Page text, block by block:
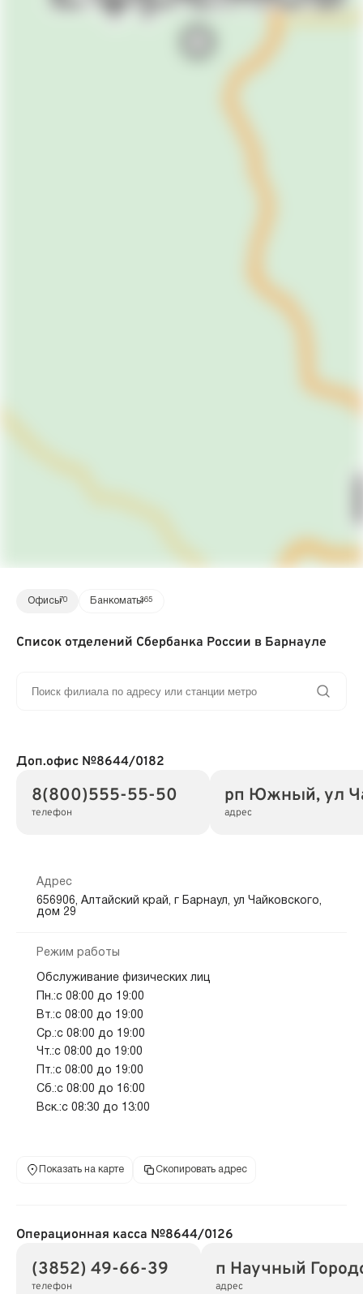
Офисы70 Банкоматы365
Список отделений Сбербанка России в Барнауле
Доп.офис №8644/0182
8(800)555-55-50
телефон
рп Южный, ул
адрес
Адрес
656906, Алтайский край, г Барнаул, ул Чайковского,
дом 29
Режим работы
Обслуживание физических лиц
Пн.:с 08:00 до 19:00
Вт.:с 08:00 до 19:00
Ср.:с 08:00 до 19:00
Чт.:с 08:00 до 19:00
Пт.:с 08:00 до 19:00
Сб.:с 08:00 до 16:00
Вск.:с 08:30 до 13:00
Показать на карте Скопировать адрес
Операционная касса №8644/0126
(3852) 49-66-39
телефон
п Научный
адрес